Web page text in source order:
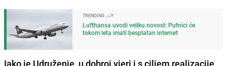
TRENDING
Lufthansa uvodi veliku novost: Putnici će
tokom leta imati besplatan internet
Iako je Udruženje, u dobroj vjeri i s ciljem realizacije